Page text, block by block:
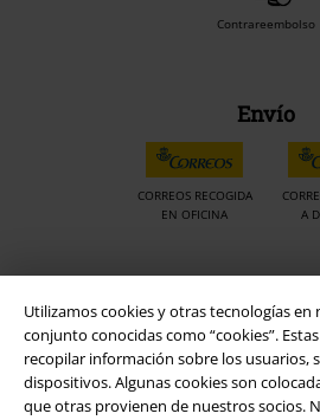
Utilizamos cookies y otras tecnologías en
conjunto conocidas como “cookies”.
recopilar información sobre los usuarios,
dispositivos. Algunas cookies son
que otras provienen de nuestros socios.
Contrareembolso
Envío
CORREOS RECOGIDA
EN OFICINA
A
App de
¡Descarga la nueva App EMP totalmente
sus nuevas funciones y